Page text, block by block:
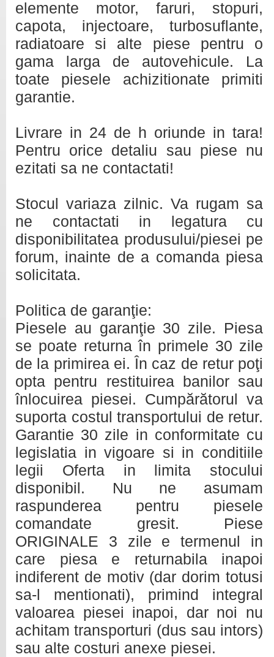
elemente motor, faruri, stopuri,
capota, injectoare, turbosuflante,
radiatoare si alte piese pentru o
gama larga de autovehicule. La
toate piesele achizitionate primiti
garantie.
Livrare in 24 de h oriunde in tara!
Pentru orice detaliu sau piese nu
ezitati sa ne contactati!
Stocul variaza zilnic. Va rugam sa
ne contactati in legatura cu
disponibilitatea produsului/piesei pe
forum, inainte de a comanda piesa
solicitata.
Politica de garanţie:
Piesele au garanţie 30 zile. Piesa
se poate returna în primele 30 zile
de la primirea ei. În caz de retur poţi
opta pentru restituirea banilor sau
înlocuirea piesei. Cumpărătorul va
suporta costul transportului de retur.
Garantie 30 zile in conformitate cu
legislatia in vigoare si in conditiile
legii Oferta in limita stocului
disponibil. Nu ne asumam
raspunderea pentru piesele
comandate gresit. Piese
ORIGINALE 3 zile e termenul in
care piesa e returnabila inapoi
indiferent de motiv (dar dorim totusi
sa-l mentionati), primind integral
valoarea piesei inapoi, dar noi nu
achitam transporturi (dus sau intors)
sau alte costuri anexe piesei.